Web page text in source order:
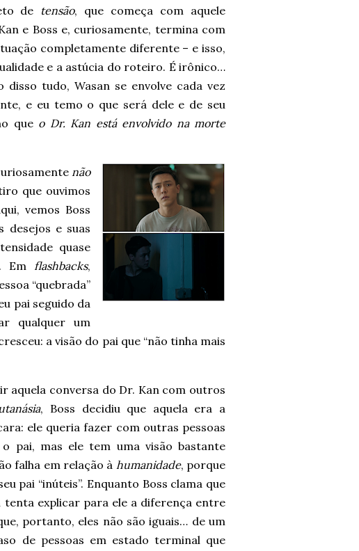
de tensão, que começa com aquele
e Boss e, curiosamente, termina com
completamente diferente – e isso,
e a astúcia do roteiro. É irônico…
disso tudo, Wasan se envolve cada vez
e eu temo o que será dele e de seu
queo Dr. Kan está envolvido na morte
não
que ouvimos
vemos Boss
desejos e suas
quase
Em flashbacks,
“quebrada”
pai seguido da
qualquer um
a visão do pai que “não tinha mais
aquela conversa do Dr. Kan com outros
, Boss decidiu que aquela era a
ele queria fazer com outras pessoas
pai, mas ele tem uma visão bastante
falha em relação à humanidade, porque
pai “inúteis”. Enquanto Boss clama que
tenta explicar para ele a diferença entre
portanto, eles não são iguais… de um
de pessoas em estado terminal que